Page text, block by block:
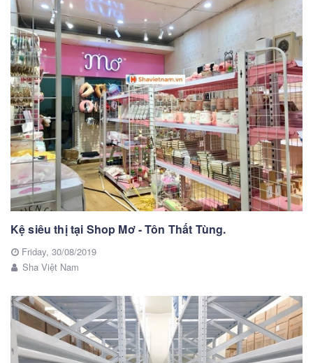
Kệ siêu thị tại Shop Mơ - Tôn Thất Tùng.
Friday, 30/08/2019
Sha Việt Nam